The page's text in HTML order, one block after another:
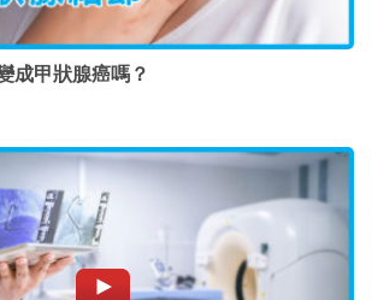
成甲狀腺癌嗎？